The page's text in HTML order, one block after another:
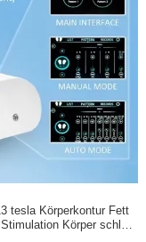
tesla Körperkontur Fett
Körper schlank